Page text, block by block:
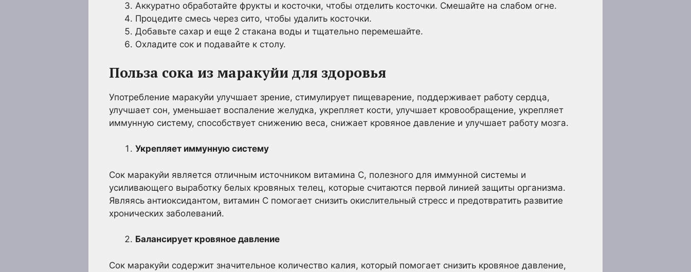
Аккуратно обработайте фрукты и косточки, чтобы отделить косточки. Смешайте на слабом огне.
Процедите смесь через сито, чтобы удалить косточки.
Добавьте сахар и еще 2 стакана воды и тщательно перемешайте.
Охладите сок и подавайте к столу.
Польза сока из маракуйи для здоровья
Употребление маракуйи улучшает зрение, стимулирует пищеварение, поддерживает работу сердца,
улучшает сон, уменьшает воспаление желудка, укрепляет кости, улучшает кровообращение, укрепляет
иммунную систему, способствует снижению веса, снижает кровяное давление и улучшает работу мозга.
Укрепляет иммунную систему
Сок маракуйи является отличным источником витамина С, полезного для иммунной системы и
усиливающего выработку белых кровяных телец, которые считаются первой линией защиты организма.
Являясь антиоксидантом, витамин С помогает снизить окислительный стресс и предотвратить развитие
хронических заболеваний.
Балансирует кровяное давление
Сок маракуйи содержит значительное количество калия, который помогает снизить кровяное давление,